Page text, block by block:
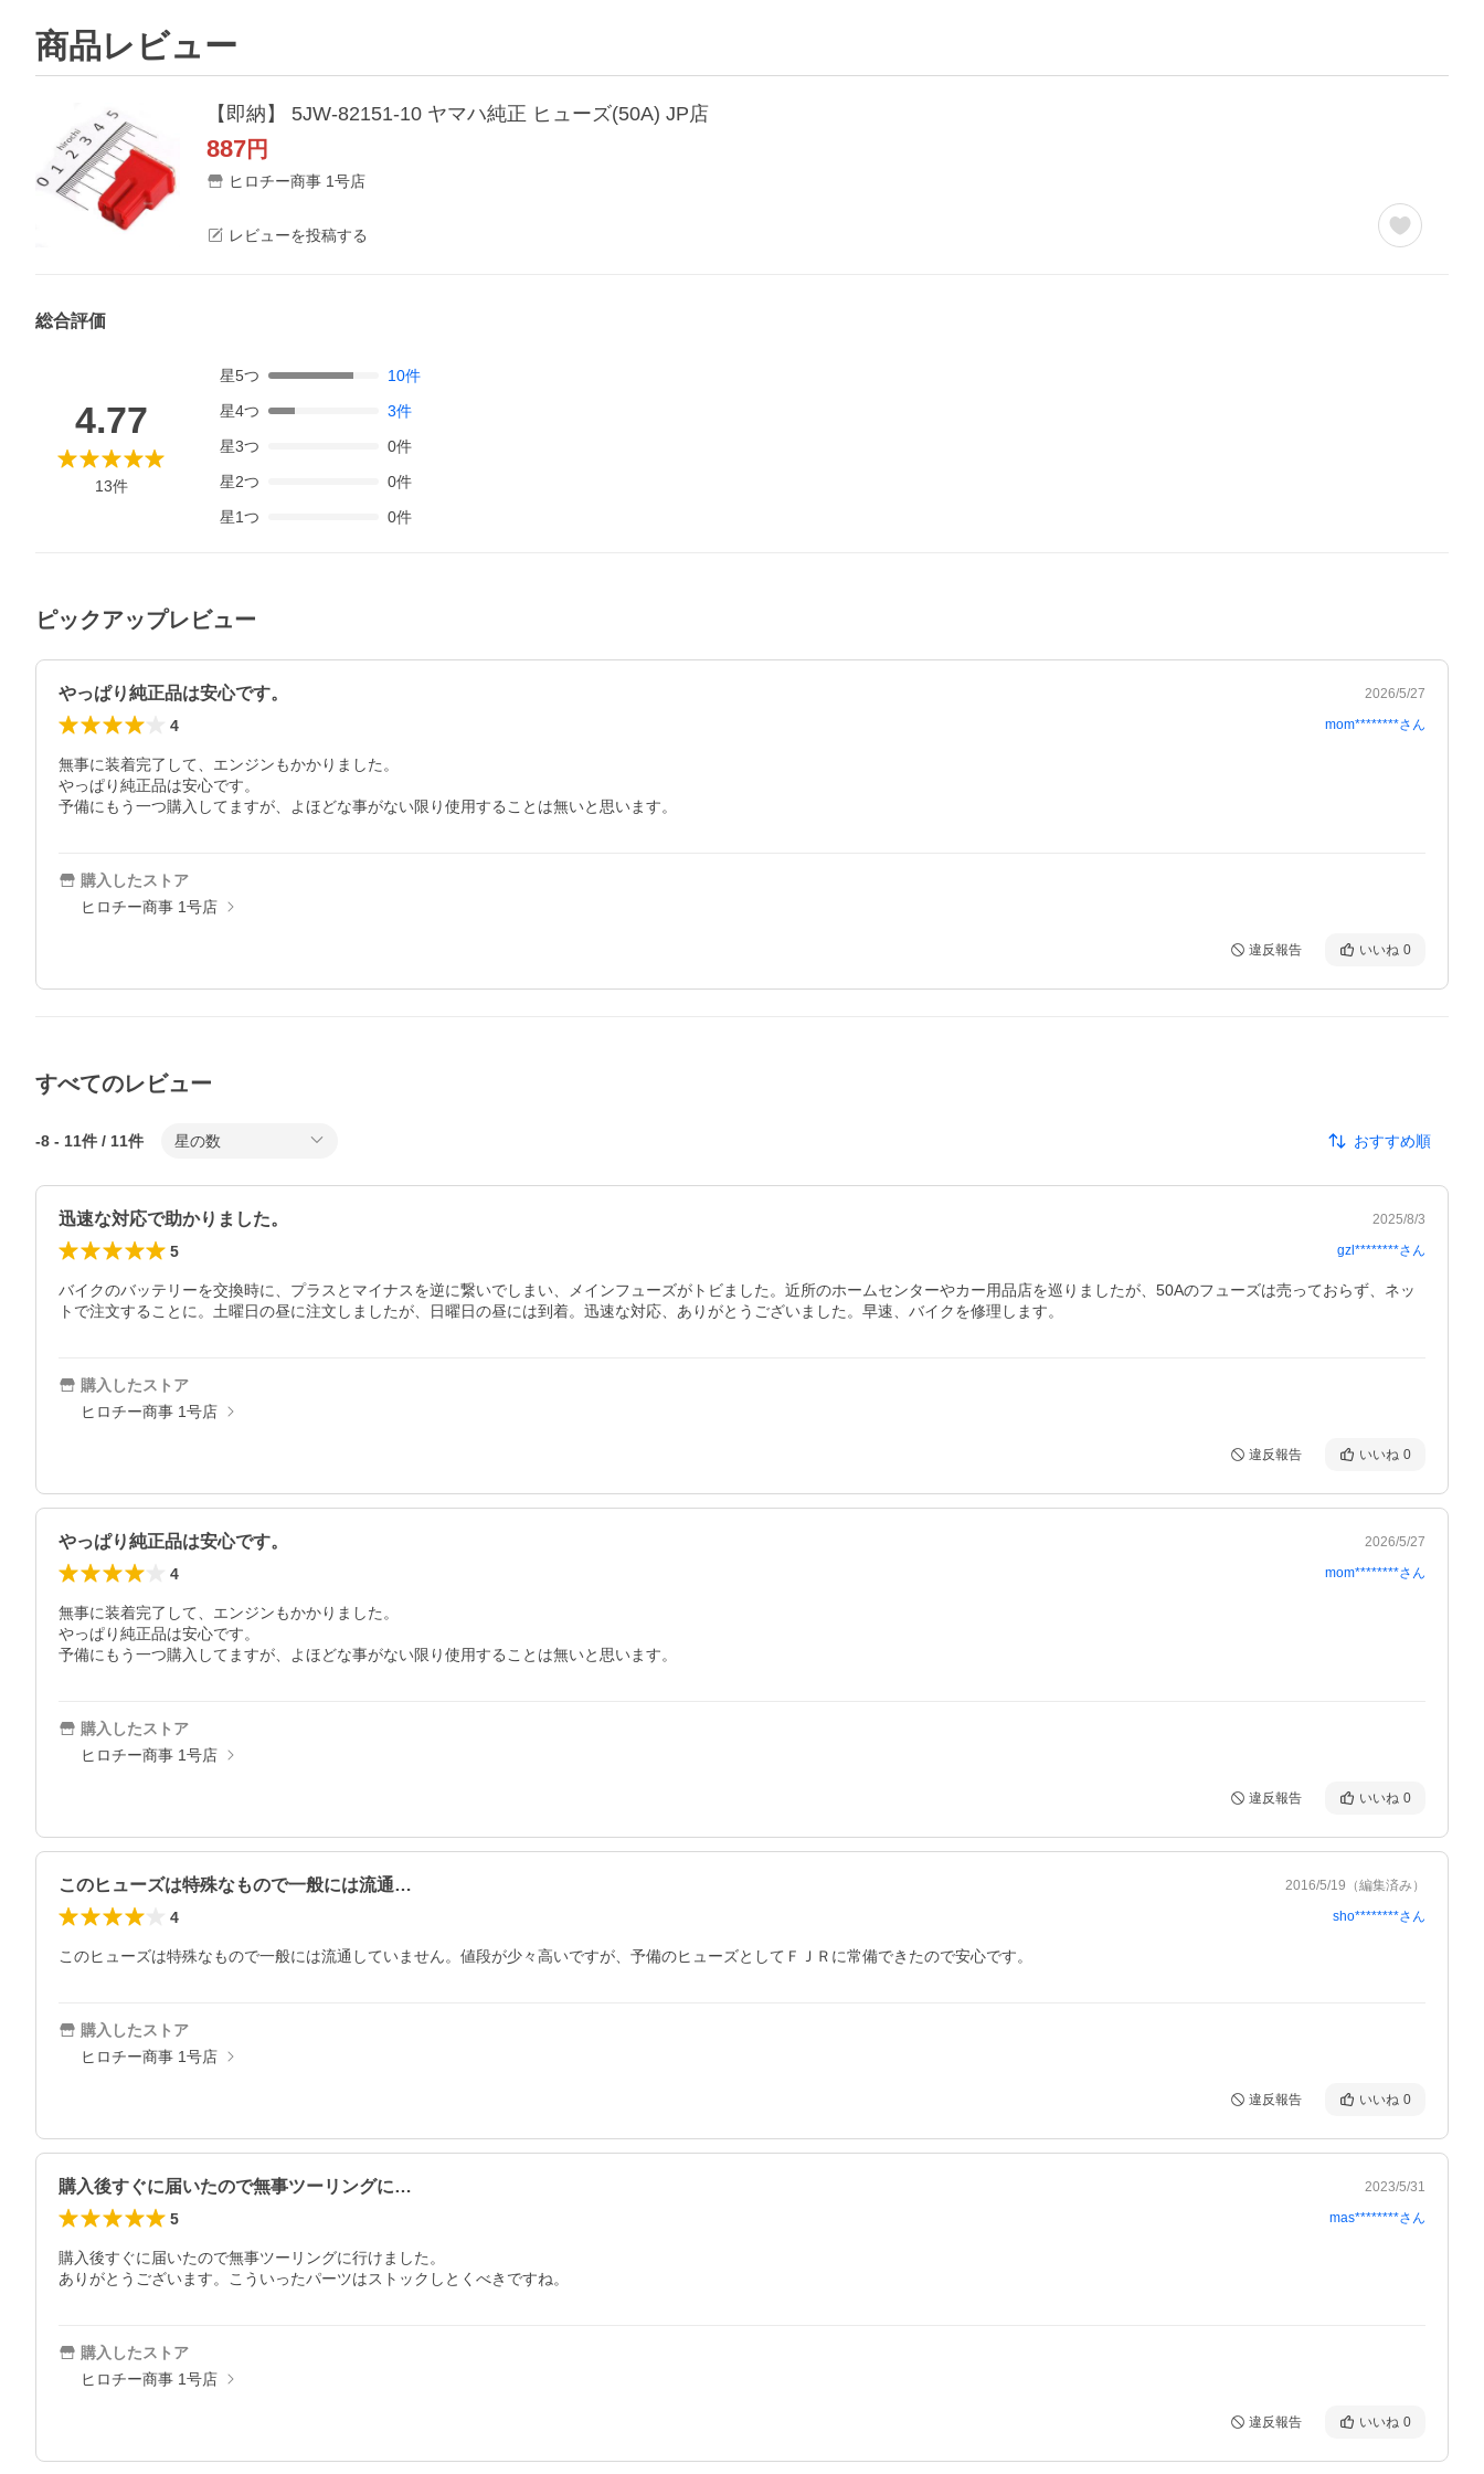
商品レビュー
【即納】 5JW-82151-10 ヤマハ純正 ヒューズ(50A) JP店
887円
ヒロチー商事 1号店
レビューを投稿する
総合評価
4.77
13件
星5つ 10件
星4つ 3件
星3つ 0件
星2つ 0件
星1つ 0件
ピックアップレビュー
やっぱり純正品は安心です。 2026/5/27
4 mom********さん
無事に装着完了して、エンジンもかかりました。
やっぱり純正品は安心です。
予備にもう一つ購入してますが、よほどな事がない限り使用することは無いと思います。
購入したストア
ヒロチー商事 1号店
違反報告 いいね 0
すべてのレビュー
-8 - 11件 / 11件 星の数 おすすめ順
迅速な対応で助かりました。 2025/8/3
5 gzl********さん
バイクのバッテリーを交換時に、プラスとマイナスを逆に繋いでしまい、メインフューズがトビました。近所のホームセンターやカー用品店を巡りましたが、50Aのフューズは売っておらず、ネッ
トで注文することに。土曜日の昼に注文しましたが、日曜日の昼には到着。迅速な対応、ありがとうございました。早速、バイクを修理します。
購入したストア
ヒロチー商事 1号店
違反報告 いいね 0
やっぱり純正品は安心です。 2026/5/27
4 mom********さん
無事に装着完了して、エンジンもかかりました。
やっぱり純正品は安心です。
予備にもう一つ購入してますが、よほどな事がない限り使用することは無いと思います。
購入したストア
ヒロチー商事 1号店
違反報告 いいね 0
このヒューズは特殊なもので一般には流通… 2016/5/19 （編集済み）
4 sho********さん
このヒューズは特殊なもので一般には流通していません。値段が少々高いですが、予備のヒューズとしてＦＪＲに常備できたので安心です。
購入したストア
ヒロチー商事 1号店
違反報告 いいね 0
購入後すぐに届いたので無事ツーリングに… 2023/5/31
5 mas********さん
購入後すぐに届いたので無事ツーリングに行けました。
ありがとうございます。こういったパーツはストックしとくべきですね。
購入したストア
ヒロチー商事 1号店
違反報告 いいね 0